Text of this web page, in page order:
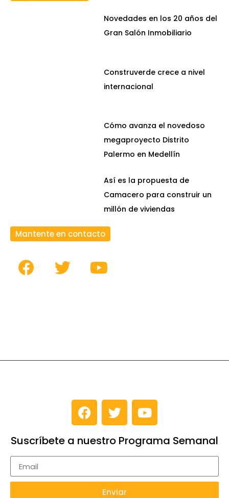
Novedades en los 20 años del
Gran Salón Inmobiliario
Construverde crece a nivel
internacional
Cómo avanza el novedoso
megaproyecto Distrito
Palermo en Medellín
Así es la propuesta de
Camacero para construir un
millón de viviendas
Mantente en contacto
Suscríbete a nuestro Programa Semanal
Enviar